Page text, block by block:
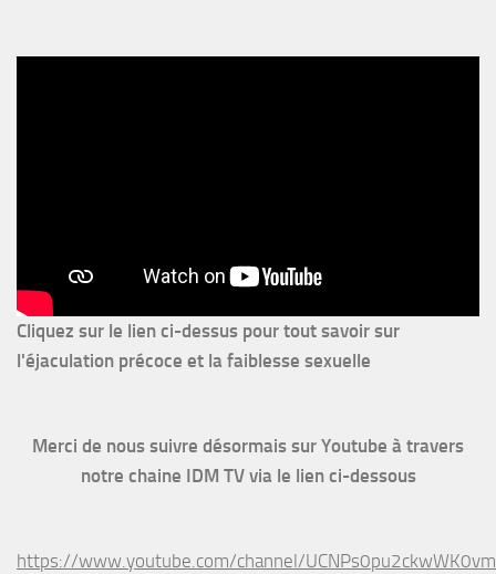
Cliquez sur le lien ci-dessus pour tout savoir sur
l'éjaculation précoce et la faiblesse sexuelle
Merci de nous suivre désormais sur Youtube à travers
notre chaine IDM TV via le lien ci-dessous
https://www.youtube.com/channel/